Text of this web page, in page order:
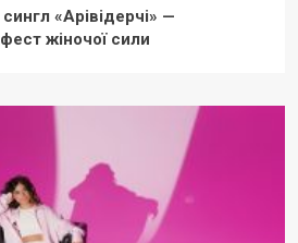
«Арівідерчі» —
жіночої сили